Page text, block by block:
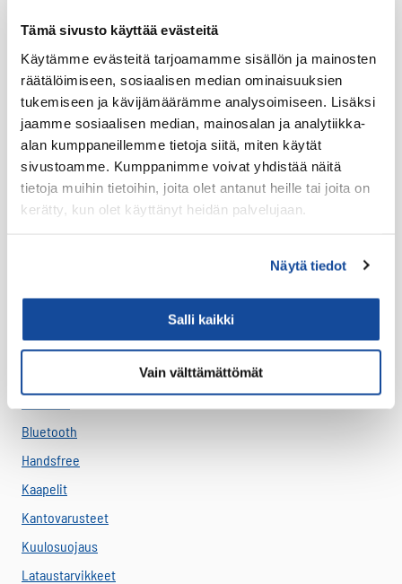
Tämä sivusto käyttää evästeitä
Käytämme evästeitä tarjoamamme sisällön ja mainosten
räätälöimiseen, sosiaalisen median ominaisuuksien
tukemiseen ja kävijämäärämme analysoimiseen. Lisäksi
jaamme sosiaalisen median, mainosalan ja analytiikka-
alan kumppaneillemme tietoja siitä, miten käytät
sivustoamme. Kumppanimme voivat yhdistää näitä
tietoja muihin tietoihin, joita olet antanut heille tai joita on
kerätty, kun olet käyttänyt heidän palvelujaan.
Näytä tiedot
Salli kaikki
Vain välttämättömät
USB-C lisälaitteet
Ryhmävideopalvelu
Suojakuoret
Varaosat
Varavirtalähteet
Antennikaapelit
Bluetooth
Handsfree
Kaapelit
Kantovarusteet
Kuulosuojaus
Lataustarvikkeet